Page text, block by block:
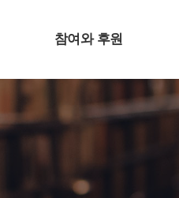
참여와 후원